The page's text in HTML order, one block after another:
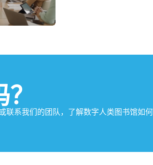
联系我们的团队，了解数字人类图书馆如